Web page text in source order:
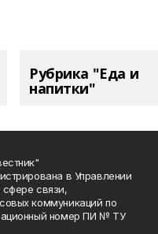
Рубрика "Еда и
напитки"
в Управлении
связи,
коммуникаций по
номер ПИ № ТУ